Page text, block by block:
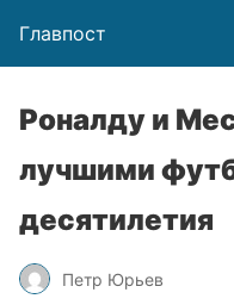
Главпост
Роналду и
лучшими
десятилетия
Петр Юрьев